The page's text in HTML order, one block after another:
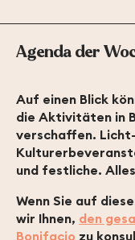
Agenda der
Auf einen Blick
die Aktivitäten in
verschaffen.
und festliche.
Wenn Sie auf
wir Ihnen, den
Bonifacio zu